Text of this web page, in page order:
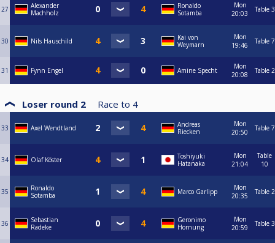
27
Alexander
Machholz
Ronaldo
Sotamba
Mon
20:03
Table 3
30 Nils Hauschild
Kai von
Weymarn
Mon
19:46
Table 7
31 Fynn Engel Amine Specht
Mon
20:08
Table 2
Loser round 2 Race to 4
33 Axel Wendtland
Andreas
Riecken
Mon
20:50
Table 7
34 Olaf Köster
Toshiyuki
Hatanaka
Mon
21:04
Table
10
35
Ronaldo
Sotamba
Marco Garlipp
Mon
20:35
Table 2
36
Sebastian
Radeke
Geronimo
Hornung
Mon
20:59
Table 3